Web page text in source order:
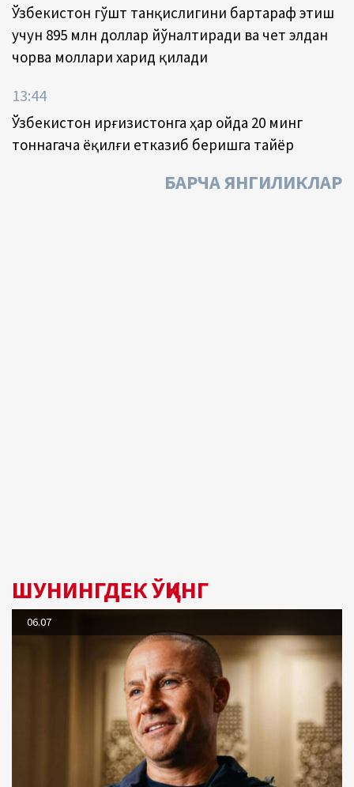
Ўзбекистон гўшт танқислигини бартараф этиш
учун 895 млн доллар йўналтиради ва чет элдан
чорва моллари харид қилади
13:44
Ўзбекистон Қирғизистонга ҳар ойда 20 минг
тоннагача ёқилғи етказиб беришга тайёр
БАРЧА ЯНГИЛИКЛАР
ШУНИНГДЕК ЎҚИНГ
06.07